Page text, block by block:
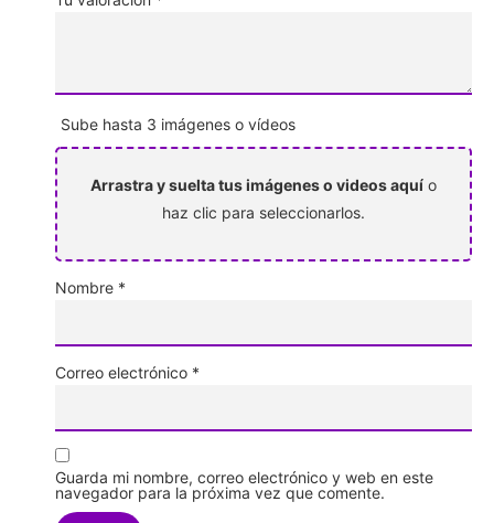
Sube hasta 3 imágenes o vídeos
Arrastra y suelta tus imágenes o videos aquí o
haz clic para seleccionarlos.
Nombre *
Correo electrónico *
Guarda mi nombre, correo electrónico y web en este
navegador para la próxima vez que comente.